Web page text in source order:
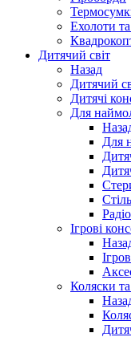
Ехолоти
Дитячий світ
Назад
Дитячий
Дитячі
Для
Для
Ігрові
Коляски та